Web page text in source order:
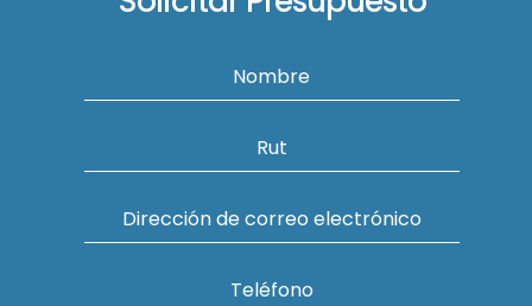
Nombre
Rut
Dirección de correo electrónico
Teléfono